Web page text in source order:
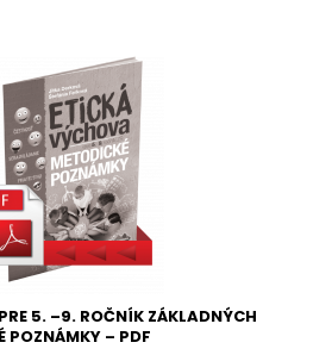
5. –9. ROČNÍK ZÁKLADNÝCH
POZNÁMKY – PDF